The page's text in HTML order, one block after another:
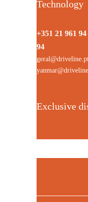
Technology
+351 21 961 94
94
Exclusive